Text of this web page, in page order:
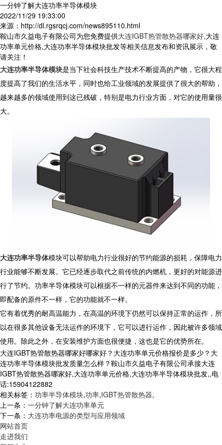
一分钟了解大连功率半导体模块
2022/11/29 19:33:00
来源：http://dl.rgsrqcj.com/news895110.html
鞍山市久益电子有限公司为您免费提供大连IGBT热管散热器哪家好,大连
功率单元价格,大连功率半导体模块批发等相关信息发布和资讯展示，敬
请关注！
大连功率半导体模块是当下社会科技生产技术不断提高的产物，它很大程
度提高了我们的生活水平，同时也给工业领域的发展提供了很大的帮助，
越来越多的领域使用到这已残破，特别是电力行业方面，对它的使用量很
大。
大连功率半导体模块可以帮助电力行业很好的节约能源的损耗，保障电力
行业能够不断发展。它已经逐步取代之前传统的内燃机，更好的对能源进
行了节约。功率半导体模块可以根据不一样的元器件来达到不同的功能，
即配备的原件不一样，它的功能就不一样。
它有着优秀的耐高温能力，在高温的环境下仍然可以保持正常的运作，所
以在很多其他设备无法运作的环境下，它可以进行运作，因此被许多领域
使用。除此之外，在安装维护方面也很便捷，这也是它的优势所在。
大连IGBT热管散热器哪家好哪家好？大连功率单元价格报价是多少？大
连功率半导体模块批发质量怎么样？鞍山市久益电子有限公司承接大连
IGBT热管散热器哪家好,大连功率单元价格,大连功率半导体模块批发,,电
话:15904122882
相关标签： 功率半导体模块,功率,IGBT热管散热器,
上一条： 一分钟了解大连功率单元
下一条： 大连功率电源的类型与应用领域
网站首页
走进我们